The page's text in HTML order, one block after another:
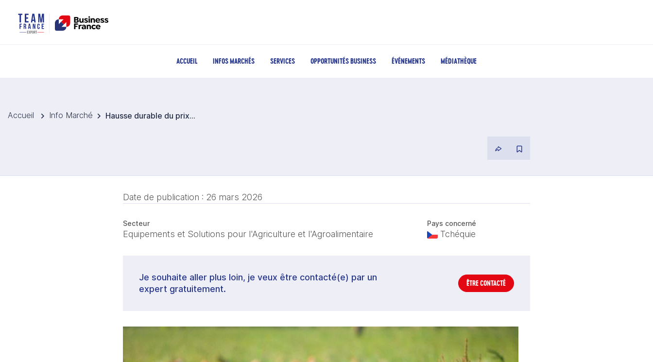
ACCUEIL INFOS MARCHÉS SERVICES OPPORTUNITÉS BUSINESS ÉVÉNEMENTS MÉDIATHÈQUE
Accueil Info Marché Hausse durable du prix des œufs en raison des réformes dans l'élevage
Date de publication : 26 mars 2026
Secteur
Equipements et Solutions pour l'Agriculture et l'Agroalimentaire
Pays concerné
Tchéquie
Je souhaite aller plus loin, je veux être contacté(e) par un
expert gratuitement.
ÊTRE CONTACTÉ